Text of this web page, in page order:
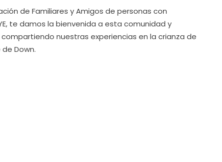
de Familiares y Amigos de personas con
te damos la bienvenida a esta comunidad y
nuestras experiencias en la crianza de
Down.